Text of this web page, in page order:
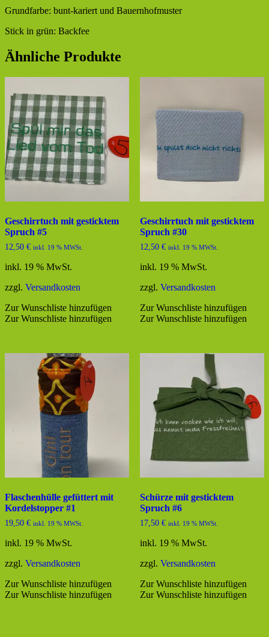
Grundfarbe: bunt-kariert und Bauernhofmuster
Stick in grün: Backfee
Ähnliche Produkte
Geschirrtuch mit gesticktem
Spruch #5
12,50 € inkl. 19 % MWSt.
inkl. 19 % MwSt.
zzgl. Versandkosten
Zur Wunschliste hinzufügen
Zur Wunschliste hinzufügen
Geschirrtuch mit gesticktem
Spruch #30
12,50 € inkl. 19 % MWSt.
inkl. 19 % MwSt.
zzgl. Versandkosten
Zur Wunschliste hinzufügen
Zur Wunschliste hinzufügen
Flaschenhülle gefüttert mit
Kordelstopper #1
19,50 € inkl. 19 % MWSt.
inkl. 19 % MwSt.
zzgl. Versandkosten
Zur Wunschliste hinzufügen
Zur Wunschliste hinzufügen
Schürze mit gesticktem
Spruch #6
17,50 € inkl. 19 % MWSt.
inkl. 19 % MwSt.
zzgl. Versandkosten
Zur Wunschliste hinzufügen
Zur Wunschliste hinzufügen